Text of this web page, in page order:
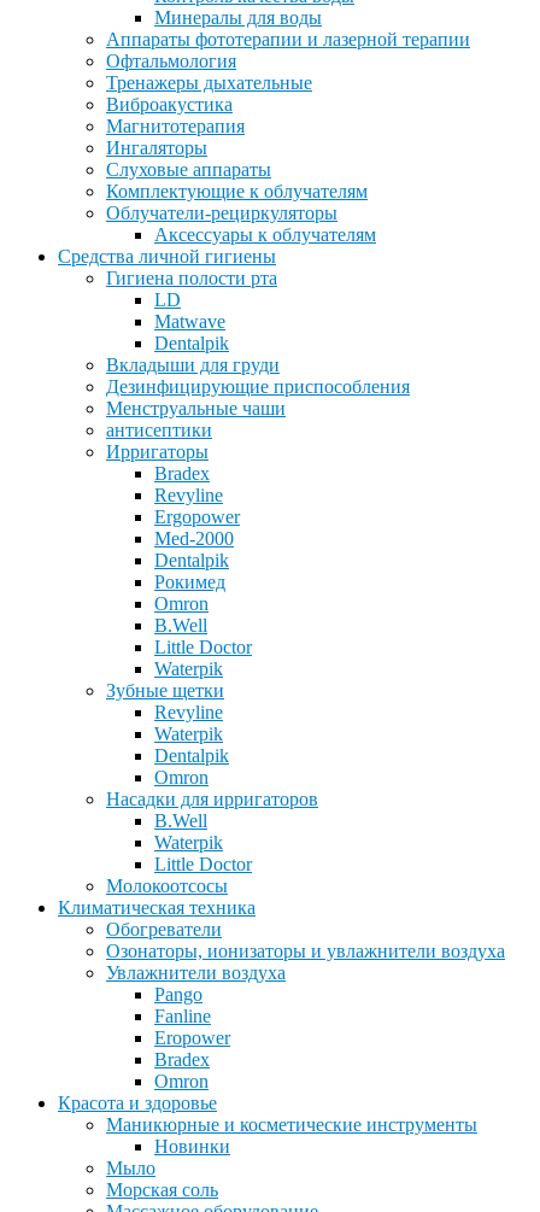
Минералы для воды
Аппараты фототерапии и лазерной терапии
Офтальмология
Тренажеры дыхательные
Виброакустика
Магнитотерапия
Ингаляторы
Слуховые аппараты
Комплектующие к облучателям
Облучатели-рециркуляторы
Аксессуары к облучателям
Средства личной гигиены
Гигиена полости рта
LD
Matwave
Dentalpik
Вкладыши для груди
Дезинфицирующие приспособления
Менструальные чаши
антисептики
Ирригаторы
Bradex
Revyline
Ergopower
Med-2000
Dentalpik
Рокимед
Omron
B.Well
Little Doctor
Waterpik
Зубные щетки
Revyline
Waterpik
Dentalpik
Omron
Насадки для ирригаторов
B.Well
Waterpik
Little Doctor
Молокоотсосы
Климатическая техника
Обогреватели
Озонаторы, ионизаторы и увлажнители воздуха
Увлажнители воздуха
Pango
Fanline
Eropower
Bradex
Omron
Красота и здоровье
Маникюрные и косметические инструменты
Новинки
Мыло
Морская соль